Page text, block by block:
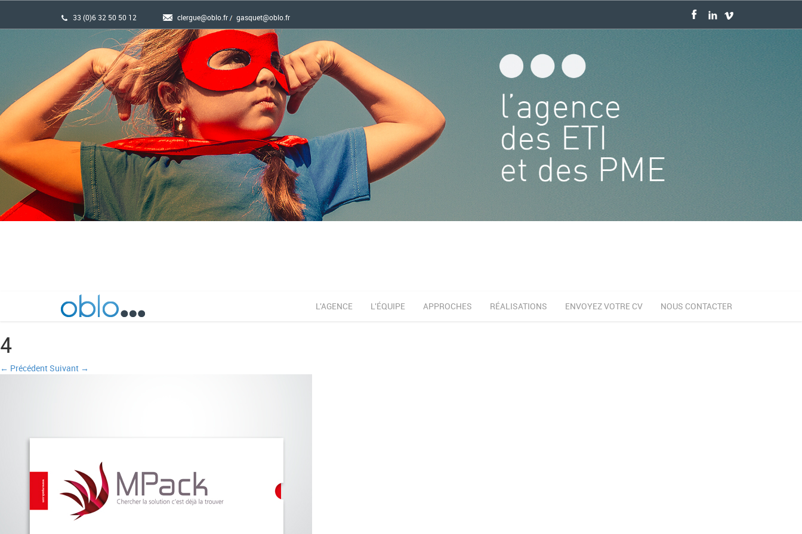
33 (0)6 32 50 50 12 clergue@oblo.fr gasquet@oblo.fr
L'AGENCE L'ÉQUIPE APPROCHES RÉALISATIONS ENVOYEZ VOTRE CV NOUS CONTACTER
4
← PrécédentSuivant →